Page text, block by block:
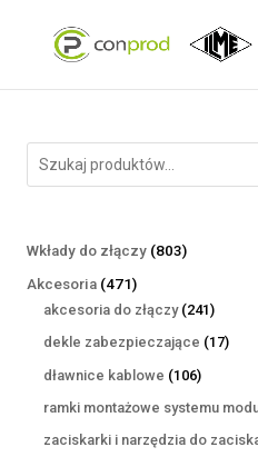
Wkłady do złączy 803803
Akcesoria 471471
produktów
akcesoria do złączy 241241
dekle zabezpieczające 1717
dławnice kablowe 106106
ramki montażowe systemu
zaciskarki i narzędzia do